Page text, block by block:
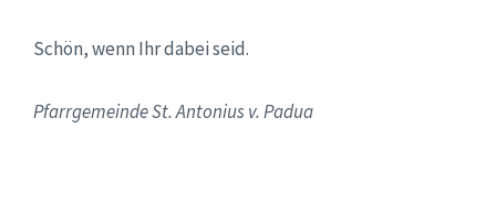
Schön, wenn Ihr dabei seid.
Pfarrgemeinde St. Antonius v. Padua